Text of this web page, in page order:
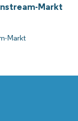
Markt
Markt